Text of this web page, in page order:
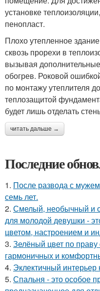
установке
пенопласт.
Плохо утепленное
сквозь прорехи в
вызывая
обогрев. Роковой
по монтажу утеплителя
теплозащитой
будет лишь отделать
читать дальше →
Последние
1. После развода с
семь лет.
2. Смелый, необычный и
для молодой девушки -
цветом, настроением и
3. Зелёный цвет по
гармоничных и
4. Эклектичный
5. Спальня - это особое